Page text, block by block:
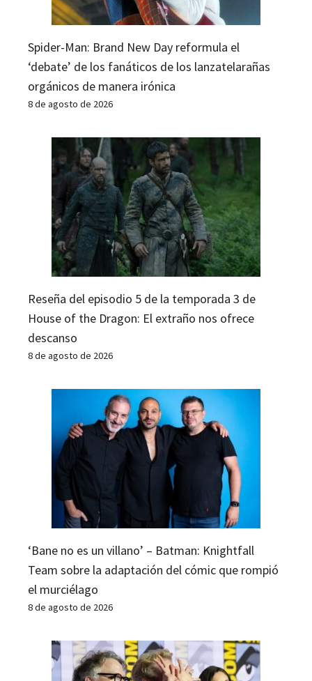
Spider-Man: Brand New Day reformula el
‘debate’ de los fanáticos de los lanzatelarañas
orgánicos de manera irónica
8 de agosto de 2026
Reseña del episodio 5 de la temporada 3 de
House of the Dragon: El extraño nos ofrece
descanso
8 de agosto de 2026
‘Bane no es un villano’ – Batman: Knightfall
Team sobre la adaptación del cómic que rompió
el murciélago
8 de agosto de 2026